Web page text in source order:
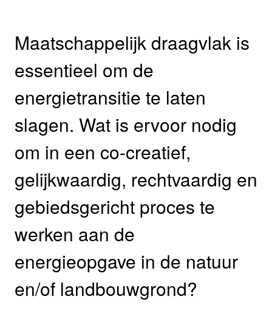
Maatschappelijk draagvlak is
essentieel om de
energietransitie te laten
slagen. Wat is ervoor nodig
om in een co-creatief,
gelijkwaardig, rechtvaardig en
gebiedsgericht proces te
werken aan de
energieopgave in de natuur
en/of landbouwgrond?